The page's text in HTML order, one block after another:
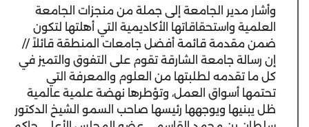
وأشار مدير الجامعة إلى جملة من منجزات الجامعة
العلمية واستحقاقاتها الأكاديمية التي أهلتها لتكون
ضمن مقدمة قائمة أفضل جامعات المنطقة قائلاً //
إن رسالة جامعة الشارقة تقوم على التفوق والتميز في
كل ما تقدمه لطلبتها من العلوم والمعرفة التي
تحتمها أسواق العمل، وتؤطرها نهضة علمية عالمية
ظل يبنيها ويوجهها رئيسها صاحب السمو الشيخ الدكتور